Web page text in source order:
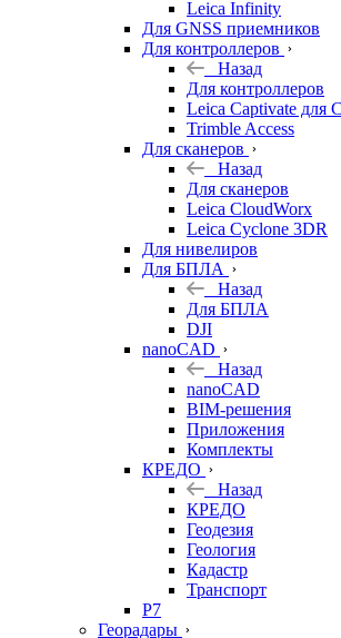
Leica Infinity
Для GNSS приемников
Для контроллеров
Назад
Для контроллеров
Leica Captivate для
Trimble Access
Для сканеров
Назад
Для сканеров
Leica CloudWorx
Leica Cyclone 3DR
Для нивелиров
Для БПЛА
Назад
Для БПЛА
DJI
nanoCAD
Назад
nanoCAD
BIM-решения
Приложения
Комплекты
КРЕДО
Назад
КРЕДО
Геодезия
Геология
Кадастр
Транспорт
Р7
Георадары